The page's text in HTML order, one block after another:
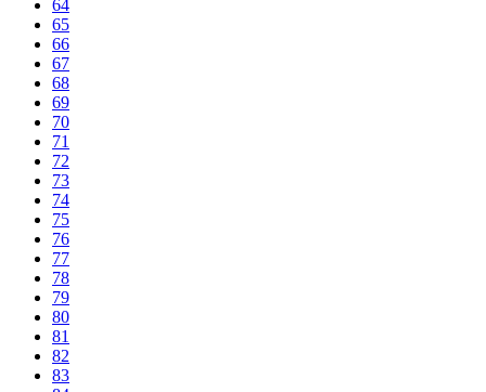
64
65
66
67
68
69
70
71
72
73
74
75
76
77
78
79
80
81
82
83